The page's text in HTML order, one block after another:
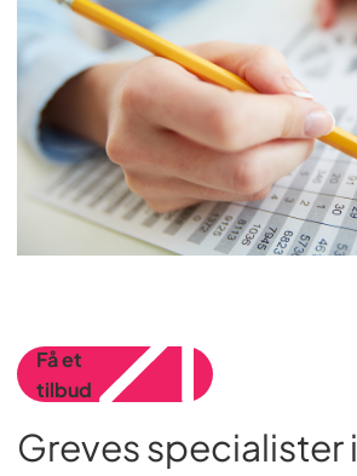
Få et
tilbud
Greves specialister i